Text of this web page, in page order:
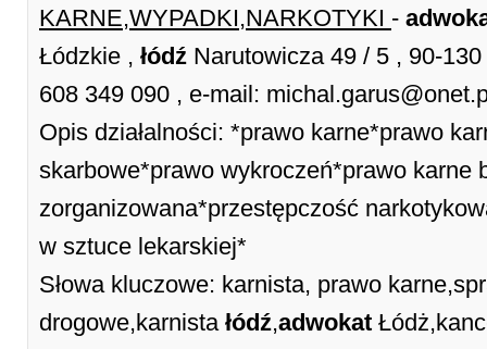
KARNE,WYPADKI,NARKOTYKI -
Łódzkie , łódź Narutowicza 49 / 5 , 90-130
608 349 090 , e-mail:
Opis działalności: *prawo karne*prawo
skarbowe*prawo wykroczeń*prawo karne
zorganizowana*przestępczość
w sztuce lekarskiej*
Słowa kluczowe: karnista, prawo
drogowe,karnista łódź,adwokat